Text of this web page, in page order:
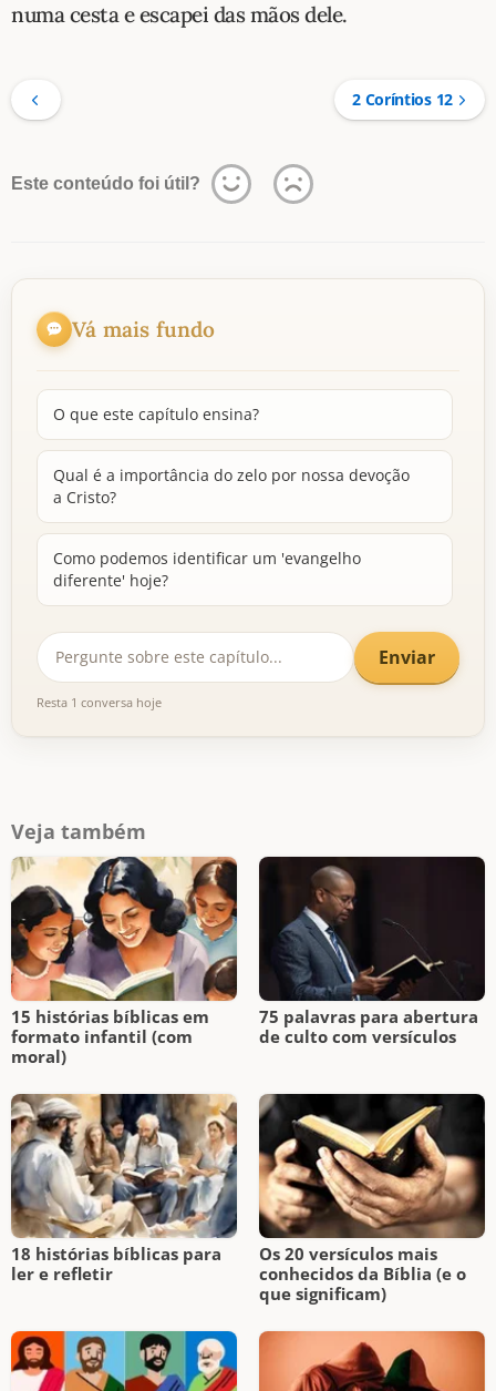
numa cesta e escapei das mãos dele.
2 Coríntios 12
Este conteúdo foi útil?
Vá mais fundo
O que este capítulo ensina?
Qual é a importância do zelo por nossa devoção
a Cristo?
Como podemos identificar um 'evangelho
diferente' hoje?
Enviar
Resta 1 conversa hoje
Veja também
15 histórias bíblicas em
formato infantil (com
moral)
75 palavras para abertura
de culto com versículos
18 histórias bíblicas para
ler e refletir
Os 20 versículos mais
conhecidos da Bíblia (e o
que significam)